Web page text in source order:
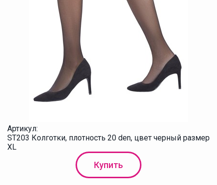
Артикул:
ST203 Колготки, плотность 20 den, цвет черный размер
XL
Купить